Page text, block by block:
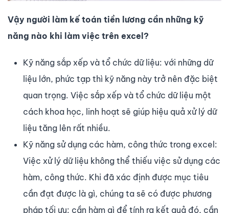
Vậy người làm kế toán tiền lương cần những kỹ
năng nào khi làm việc trên excel?
Kỹ năng sắp xếp và tổ chức dữ liệu: với những dữ
liệu lớn, phức tạp thì kỹ năng này trở nên đặc biệt
quan trọng. Việc sắp xếp và tổ chức dữ liệu một
cách khoa học, linh hoạt sẽ giúp hiệu quả xử lý dữ
liệu tăng lên rất nhiều.
Kỹ năng sử dụng các hàm, công thức trong excel:
Việc xử lý dữ liệu không thể thiếu việc sử dụng các
hàm, công thức. Khi đã xác định được mục tiêu
cần đạt được là gì, chúng ta sẽ có được phương
pháp tối ưu: cần hàm gì để tính ra kết quả đó, cần